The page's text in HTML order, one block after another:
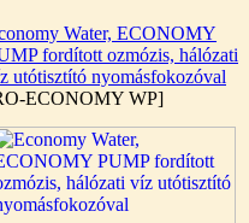
Water, ECONOMY
fordított ozmózis, hálózati
utótisztító nyomásfokozóval
ECONOMY WP]